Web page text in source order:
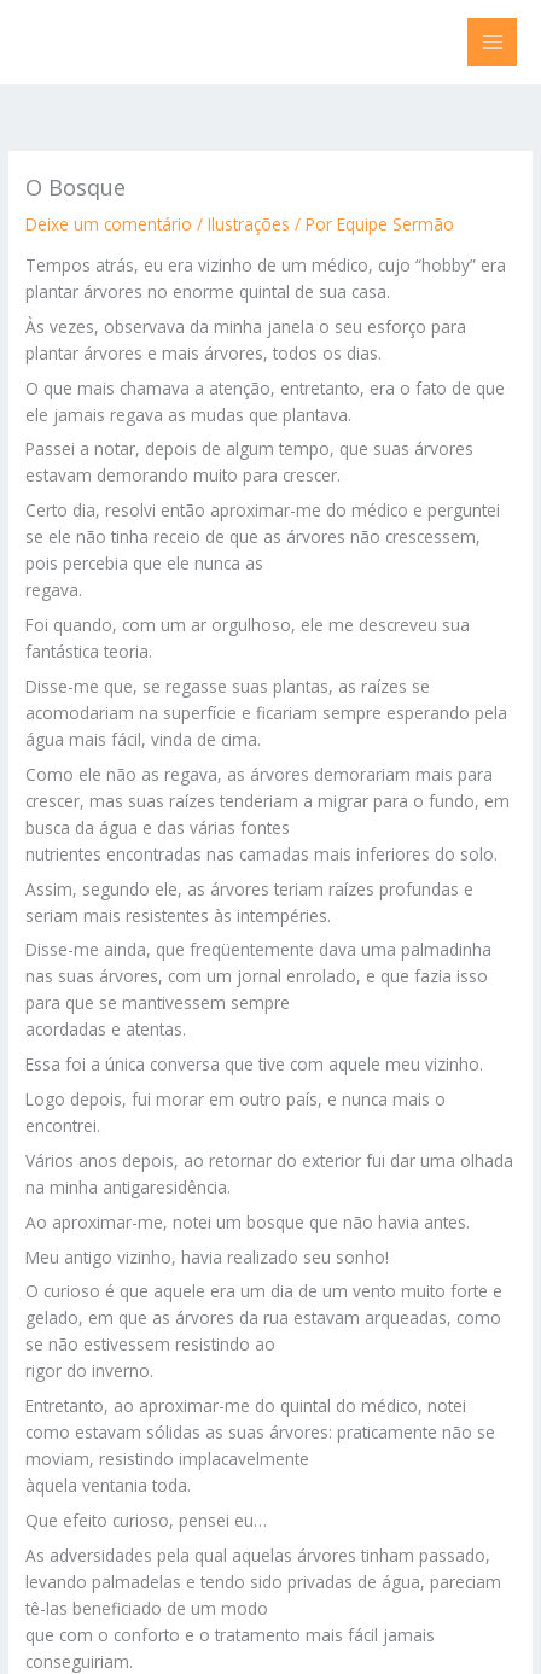
O Bosque
Deixe um comentário /Ilustrações / PorEquipe Sermão
Tempos atrás, eu era vizinho de um médico, cujo “hobby” era
plantar árvores no enorme quintal de sua casa.
Às vezes, observava da minha janela o seu esforço para
plantar árvores e mais árvores, todos os dias.
O que mais chamava a atenção, entretanto, era o fato de que
ele jamais regava as mudas que plantava.
Passei a notar, depois de algum tempo, que suas árvores
estavam demorando muito para crescer.
Certo dia, resolvi então aproximar-me do médico e perguntei
se ele não tinha receio de que as árvores não crescessem,
pois percebia que ele nunca as
regava.
Foi quando, com um ar orgulhoso, ele me descreveu sua
fantástica teoria.
Disse-me que, se regasse suas plantas, as raízes se
acomodariam na superfície e ficariam sempre esperando pela
água mais fácil, vinda de cima.
Como ele não as regava, as árvores demorariam mais para
crescer, mas suas raízes tenderiam a migrar para o fundo, em
busca da água e das várias fontes
nutrientes encontradas nas camadas mais inferiores do solo.
Assim, segundo ele, as árvores teriam raízes profundas e
seriam mais resistentes às intempéries.
Disse-me ainda, que freqüentemente dava uma palmadinha
nas suas árvores, com um jornal enrolado, e que fazia isso
para que se mantivessem sempre
acordadas e atentas.
Essa foi a única conversa que tive com aquele meu vizinho.
Logo depois, fui morar em outro país, e nunca mais o
encontrei.
Vários anos depois, ao retornar do exterior fui dar uma olhada
na minha antigaresidência.
Ao aproximar-me, notei um bosque que não havia antes.
Meu antigo vizinho, havia realizado seu sonho!
O curioso é que aquele era um dia de um vento muito forte e
gelado, em que as árvores da rua estavam arqueadas, como
se não estivessem resistindo ao
rigor do inverno.
Entretanto, ao aproximar-me do quintal do médico, notei
como estavam sólidas as suas árvores: praticamente não se
moviam, resistindo implacavelmente
àquela ventania toda.
Que efeito curioso, pensei eu…
As adversidades pela qual aquelas árvores tinham passado,
levando palmadelas e tendo sido privadas de água, pareciam
tê-las beneficiado de um modo
que com o conforto e o tratamento mais fácil jamais
conseguiriam.